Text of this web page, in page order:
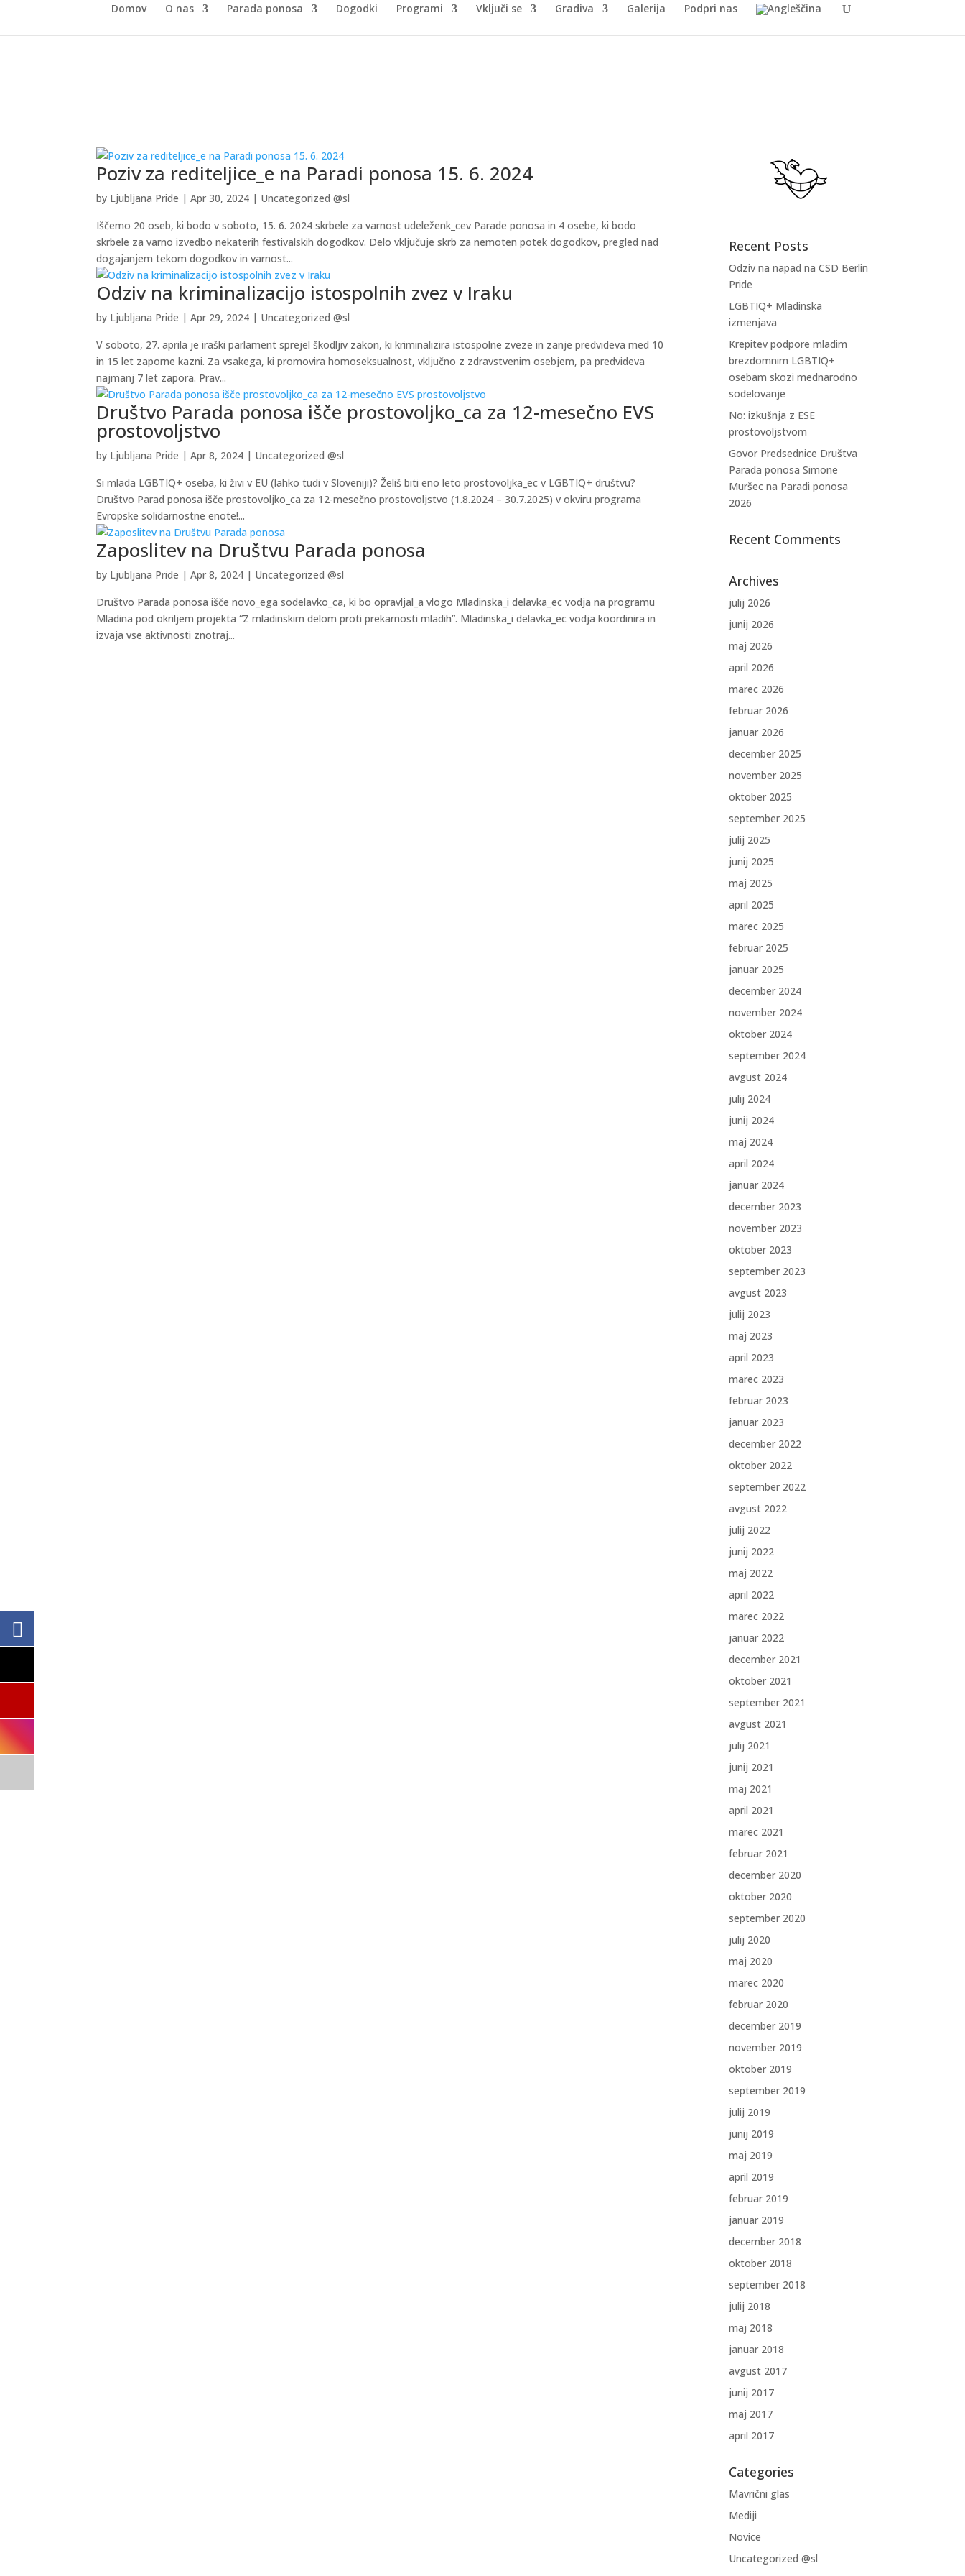
Domov O nas Parada ponosa Dogodki Programi Vključi se Gradiva Galerija Podpri nas
Poziv za rediteljice_e na Paradi ponosa 15. 6. 2024
by Ljubljana Pride |Apr 30, 2024 | Uncategorized @sl
Iščemo 20 oseb, ki bodo v soboto, 15. 6. 2024 skrbele za varnost udeleženk_cev Parade ponosa in 4 osebe, ki bodo
skrbele za varno izvedbo nekaterih festivalskih dogodkov. Delo vključuje skrb za nemoten potek dogodkov, pregled nad
dogajanjem tekom dogodkov in varnost...
Odziv na kriminalizacijo istospolnih zvez v Iraku
by Ljubljana Pride |Apr 29, 2024 | Uncategorized @sl
V soboto, 27. aprila je iraški parlament sprejel škodljiv zakon, ki kriminalizira istospolne zveze in zanje predvideva med 10
in 15 let zaporne kazni. Za vsakega, ki promovira homoseksualnost, vključno z zdravstvenim osebjem, pa predvideva
najmanj 7 let zapora. Prav...
Društvo Parada ponosa išče prostovoljko_ca za 12-mesečno EVS
prostovoljstvo
by Ljubljana Pride |Apr 8, 2024 | Uncategorized @sl
‌Si mlada LGBTIQ+ oseba, ki živi v EU (lahko tudi v Sloveniji)? Želiš biti eno leto prostovoljka_ec v LGBTIQ+ društvu?
Društvo Parad ponosa išče prostovoljko_ca za 12-mesečno prostovoljstvo (1.8.2024 – 30.7.2025) v okviru programa
Evropske solidarnostne enote!...
Zaposlitev na Društvu Parada ponosa
by Ljubljana Pride |Apr 8, 2024 | Uncategorized @sl
Društvo Parada ponosa išče novo_ega sodelavko_ca, ki bo opravljal_a vlogo Mladinska_i delavka_ec vodja na programu
Mladina pod okriljem projekta “Z mladinskim delom proti prekarnosti mladih”. Mladinska_i delavka_ec vodja koordinira in
izvaja vse aktivnosti znotraj...
Recent Posts
Odziv na napad na CSD Berlin
Pride
LGBTIQ+ Mladinska
izmenjava
Krepitev podpore mladim
brezdomnim LGBTIQ+
osebam skozi mednarodno
sodelovanje
No: izkušnja z ESE
prostovoljstvom
Govor Predsednice Društva
Parada ponosa Simone
Muršec na Paradi ponosa
2026
Recent Comments
Archives
julij 2026
junij 2026
maj 2026
april 2026
marec 2026
februar 2026
januar 2026
december 2025
november 2025
oktober 2025
september 2025
julij 2025
junij 2025
maj 2025
april 2025
marec 2025
februar 2025
januar 2025
december 2024
november 2024
oktober 2024
september 2024
avgust 2024
julij 2024
junij 2024
maj 2024
april 2024
januar 2024
december 2023
november 2023
oktober 2023
september 2023
avgust 2023
julij 2023
maj 2023
april 2023
marec 2023
februar 2023
januar 2023
december 2022
oktober 2022
september 2022
avgust 2022
julij 2022
junij 2022
maj 2022
april 2022
marec 2022
januar 2022
december 2021
oktober 2021
september 2021
avgust 2021
julij 2021
junij 2021
maj 2021
april 2021
marec 2021
februar 2021
december 2020
oktober 2020
september 2020
julij 2020
maj 2020
marec 2020
februar 2020
december 2019
november 2019
oktober 2019
september 2019
julij 2019
junij 2019
maj 2019
april 2019
februar 2019
januar 2019
december 2018
oktober 2018
september 2018
julij 2018
maj 2018
januar 2018
avgust 2017
junij 2017
maj 2017
april 2017
Categories
Mavrični glas
Mediji
Novice
Uncategorized @sl